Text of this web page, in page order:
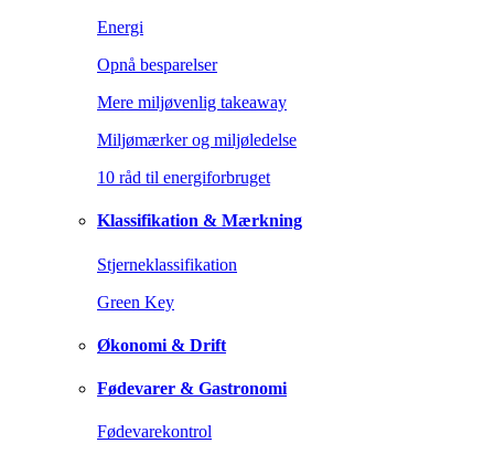
Energi
Opnå besparelser
Mere miljøvenlig takeaway
Miljømærker og miljøledelse
10 råd til energiforbruget
Klassifikation & Mærkning
Stjerneklassifikation
Green Key
Økonomi & Drift
Fødevarer & Gastronomi
Fødevarekontrol